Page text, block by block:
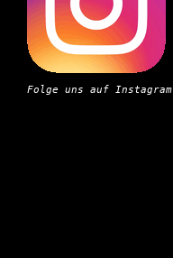
Folge uns auf Instagram